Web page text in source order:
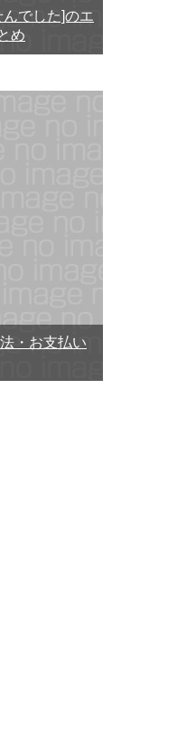
でした]のエ
め
・お支払い